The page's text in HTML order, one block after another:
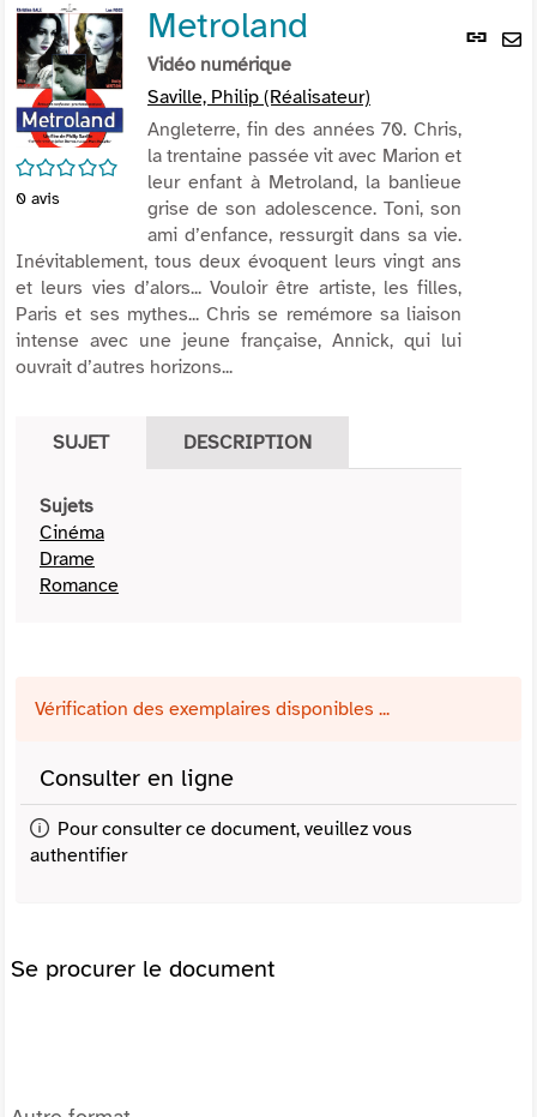
Lien
/5
0 avis
Metroland
Vidéo numérique
Saville, Philip (Réalisateur)
Angleterre, fin des années 70. Chris,
la trentaine passée vit avec Marion et
leur enfant à Metroland, la banlieue
grise de son adolescence. Toni, son
ami d’enfance, ressurgit dans sa vie.
Inévitablement, tous deux évoquent leurs vingt ans
et leurs vies d’alors... Vouloir être artiste, les filles,
Paris et ses mythes... Chris se remémore sa liaison
intense avec une jeune française, Annick, qui lui
ouvrait d’autres horizons...
SUJET DESCRIPTION
Sujets
Cinéma
Drame
Romance
Vérification des exemplaires disponibles ...
Consulter en ligne
Pour consulter ce document, veuillez vous
authentifier
Se procurer le document